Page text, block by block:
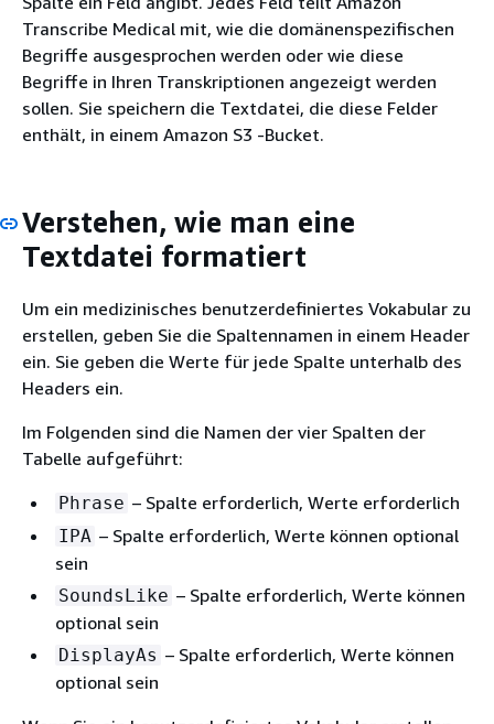
Transcribe Medical mit, wie die domänenspezifischen
Begriffe ausgesprochen werden oder wie diese
Begriffe in Ihren Transkriptionen angezeigt werden
sollen. Sie speichern die Textdatei, die diese Felder
enthält, in einem Amazon S3 -Bucket.
Verstehen, wie man eine
Textdatei formatiert
Um ein medizinisches benutzerdefiniertes Vokabular zu
erstellen, geben Sie die Spaltennamen in einem Header
ein. Sie geben die Werte für jede Spalte unterhalb des
Headers ein.
Im Folgenden sind die Namen der vier Spalten der
Tabelle aufgeführt:
Phrase – Spalte erforderlich, Werte erforderlich
IPA – Spalte erforderlich, Werte können optional
sein
SoundsLike – Spalte erforderlich, Werte können
optional sein
DisplayAs – Spalte erforderlich, Werte können
optional sein